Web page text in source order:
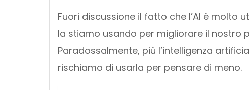
Fuori discussione il fatto che l’AI è molto
la stiamo usando per migliorare il nostro
Paradossalmente, più l’intelligenza
rischiamo di usarla per pensare di meno.